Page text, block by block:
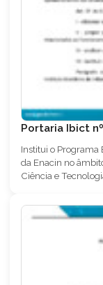
Portaria Ibict
Institui o Programa
da Enacin no
Ciência e